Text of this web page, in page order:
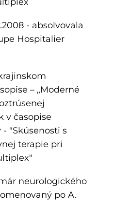
- absolvovala
Hospitalier
– „Moderné
v časopise
"Skúsenosti s
terapie pri
neurologického
po A.